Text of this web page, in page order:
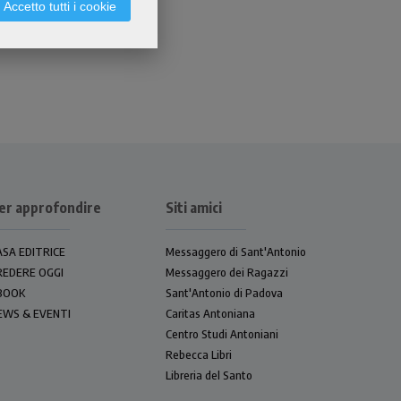
Accetto tutti i cookie
approfondire
EDITRICE
OGGI
& EVENTI
Siti amici
Messaggero di Sant'Antonio
Messaggero dei Ragazzi
Sant'Antonio di Padova
Caritas Antoniana
Centro Studi Antoniani
Rebecca Libri
Libreria del Santo